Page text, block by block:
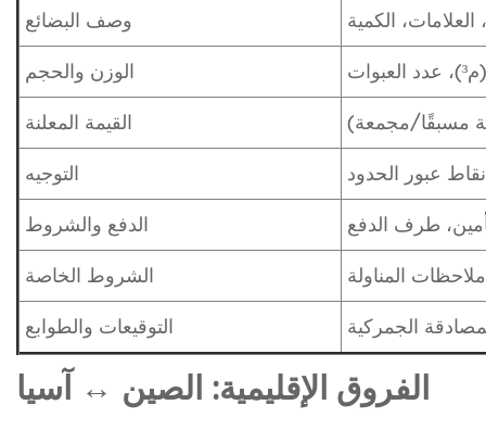
وصف البضائع العلامات، الكمية
الوزن والحجم
القيمة المعلنة مسبقًا/مجمعة)
التوجيه عبور الحدود
الدفع والشروط طرف الدفع
الشروط الخاصة المناولة
التوقيعات والطوابع الجمركية
الفروق الإقليمية: الصين ↔ آسيا